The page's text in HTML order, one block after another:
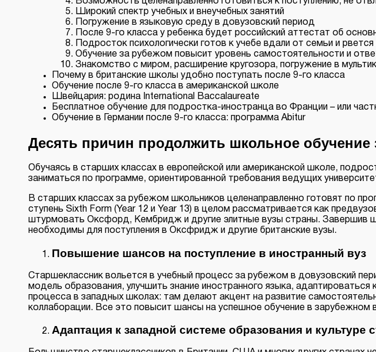
Широкий спектр учебных и внеучебных занятий
Погружение в языковую среду в довузовский период
После 9-го класса у ребенка будет российский аттестат об
Подросток психологически готов к учебе вдали от семьи и
Обучение за рубежом повысит уровень самостоятельности и
Знакомство с миром, расширение кругозора, погружение в
Почему в британские школы удобно поступать после 9-го класса
Обучение после 9-го класса в американской школе
Швейцария: родина International Baccalaureate
Бесплатное обучение для подростка-иностранца во Франции – или
Обучение в Германии после 9-го класса: программа Abitur
Десять причин продолжить школьное обучение
Обучаясь в старших классах в европейской или американской школе,
заниматься по программе, ориентированной требования ведущих
В старших классах за рубежом школьников целенаправленно готовят по
ступень Sixth Form (Year 12 и Year 13) в целом рассматривается как
штурмовать Оксфорд, Кембридж и другие элитные вузы страны. Завершив
необходимы для поступления в Оксфридж и другие британские вузы.
Повышение шансов на поступление в иностранный вуз
Старшеклассник вольется в учебный процесс за рубежом в довузовский
модель образования, улучшить знание иностранного языка,
процесса в западных школах: там делают акцент на развитие
коллаборации. Все это повысит шансы на успешное обучение в зарубежном
Адаптация к западной системе образования и культуре